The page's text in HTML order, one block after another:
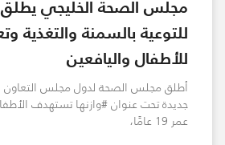
مجلس الصحة الخليجي يطلق
للتوعية بالسمنة والتغذية
للأطفال واليافعين
أطلق مجلس الصحة لدول مجلس التعاون
جديدة تحت عنوان #وازنها تستهدف
عمر 19 عامًا،